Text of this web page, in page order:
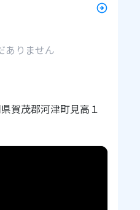
ありません
賀茂郡河津町見高１